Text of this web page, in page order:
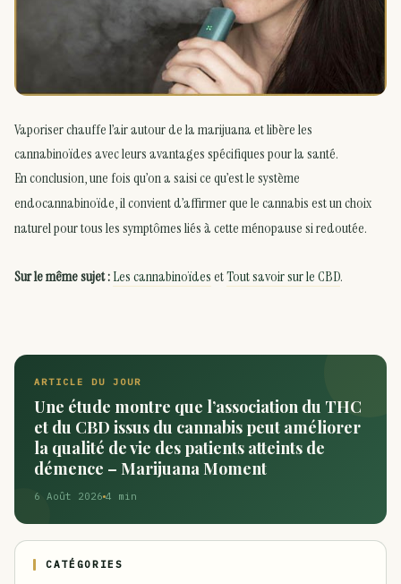
Vaporiser chauffe l’air autour de la marijuana et libère les
cannabinoïdes avec leurs avantages spécifiques pour la santé.
En conclusion, une fois qu’on a saisi ce qu’est le système
endocannabinoïde, il convient d’affirmer que le cannabis est un choix
naturel pour tous les symptômes liés à cette ménopause si redoutée.
Sur le même sujet :Les cannabinoïdesetTout savoir sur le CBD.
ARTICLE DU JOUR
Une étude montre que l’association du THC
et du CBD issus du cannabis peut améliorer
la qualité de vie des patients atteints de
démence – Marijuana Moment
6 Août 2026 4 min
CATÉGORIES